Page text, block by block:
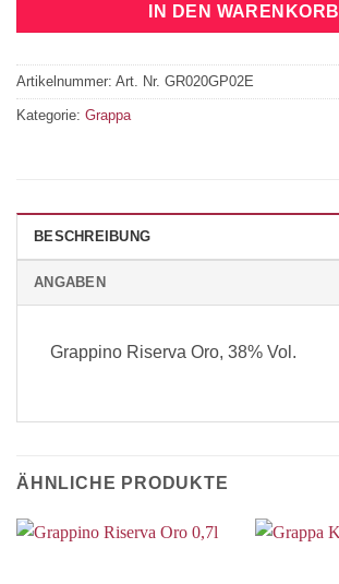
IN DEN WARENKORB
Artikelnummer: Art. Nr. GR020GP02E
Kategorie: Grappa
BESCHREIBUNG
ANGABEN
Grappino Riserva Oro, 38% Vol.
ÄHNLICHE PRODUKTE